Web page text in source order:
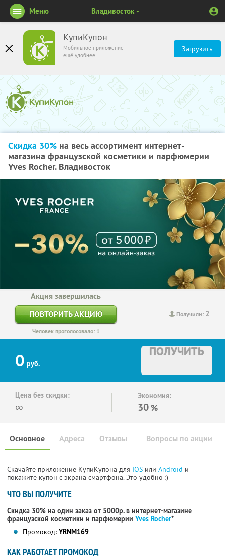
КупиКупон
Мобильное приложение
ещё удобнее
Загрузить
Меню Владивосток
Скидка 30% на весь ассортимент интернет-
магазина французской косметики и парфюмерии
Yves Rocher. Владивосток
Получили: 2
Акция завершилась
ПОВТОРИТЬ АКЦИЮ
Человек проголосовало: 1
0 руб.
ПОЛУЧИТЬ
Цена без скидки:
∞
Экономия:
30 %
Основное Отзывы Вопросы по акции
Адреса
Скачайте приложение КупиКупона для IOS или Android и
покажите купон с экрана смартфона. Это удобно :)
ЧТО ВЫ ПОЛУЧИТЕ
Скидка 30% на один заказ от 5000р. в интернет-магазине
французской косметики и парфюмерии Yves Rocher*
Промокод: YRNM169
КАК РАБОТАЕТ ПРОМОКОД